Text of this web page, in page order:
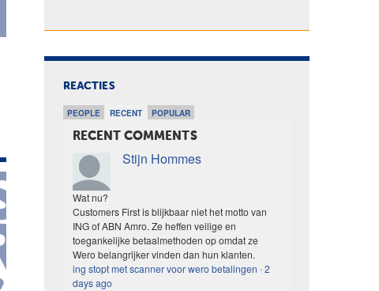
REACTIES
PEOPLE RECENT POPULAR
RECENT COMMENTS
Stijn Hommes
Wat nu?
Customers First is blijkbaar niet het motto van
ING of ABN Amro. Ze heffen veilige en
toegankelijke betaalmethoden op omdat ze
Wero belangrijker vinden dan hun klanten.
ing stopt met scanner voor wero betalingen ·2
days ago